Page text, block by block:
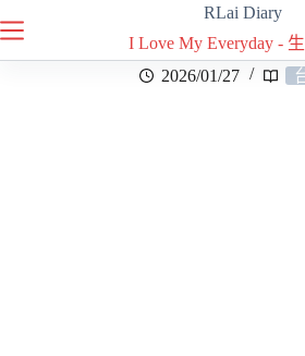
RLai Diary
I Love My Everyday -
2026/01/27